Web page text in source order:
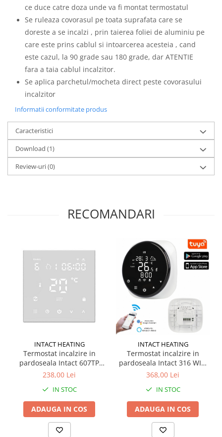
ce duce catre doza unde va fi montat termostatul
Se ruleaza covorasul pe toata suprafata care se
doreste a se incalzi , prin taierea foliei de aluminiu pe
care este prins cablul si intoarcerea acesteia , cand
este cazul, la 90 grade sau 180 grade, dar ATENTIE
fara a taia cablul incalzitor.
Se aplica parchetul/mocheta direct peste covorasului
incalzitor
Informatii conformitate produs
Caracteristici
Download (1)
Review-uri(0)
RECOMANDARI
INTACT HEATING
Termostat incalzire in
pardoseala Intact 607TP
16A/230V
238,00 Lei
IN STOC
ADAUGA IN COS
INTACT HEATING
Termostat incalzire in
pardoseala Intact 316 WIFI
16A/230V
368,00 Lei
IN STOC
ADAUGA IN COS